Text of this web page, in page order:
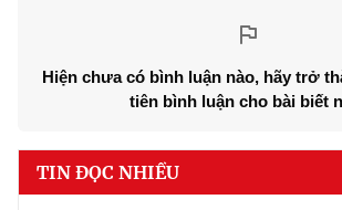
Hiện chưa có bình luận nào, hãy trở
tiên bình luận cho bài biết
TIN ĐỌC NHIỀU